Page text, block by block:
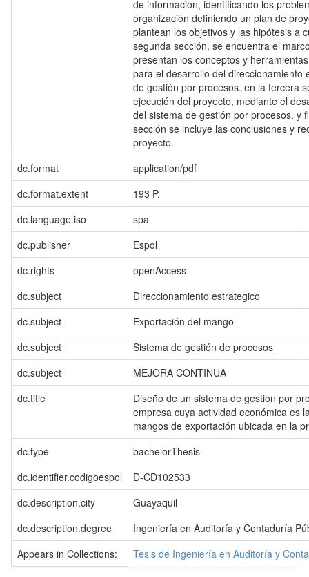
de información, identificando los
organización definiendo un plan de
plantean los objetivos y las hipótesis a
segunda sección, se encuentra el
presentan los conceptos y
para el desarrollo del direccionamiento
de gestión por procesos. en la tercera
ejecución del proyecto, mediante el
del sistema de gestión por procesos. y
sección se incluye las conclusiones y
proyecto.
dc.format
application/pdf
dc.format.extent
193 P.
dc.language.iso
spa
dc.publisher
Espol
dc.rights
openAccess
dc.subject
Direccionamiento estrategico
dc.subject
Exportación del mango
dc.subject
Sistema de gestión de procesos
dc.subject
MEJORA CONTINUA
dc.title
Diseño de un sistema de gestión por
empresa cuya actividad económica es
mangos de exportación ubicada en la
dc.type
bachelorThesis
dc.identifier.codigoespol
D-CD102533
dc.description.city
Guayaquil
dc.description.degree
Ingeniería en Auditoría y Contaduría
Appears in Collections:
Tesis de Ingeniería en Auditoría y